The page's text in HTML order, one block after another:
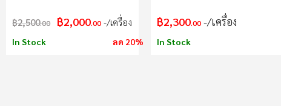
฿2,500.00 ฿2,000.00 /เครื่อง
In Stock ลด 20%
฿2,300.00 /เครื่อง
In Stock